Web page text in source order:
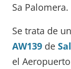
Sa Palomera.
Se trata de
AW139 de
el